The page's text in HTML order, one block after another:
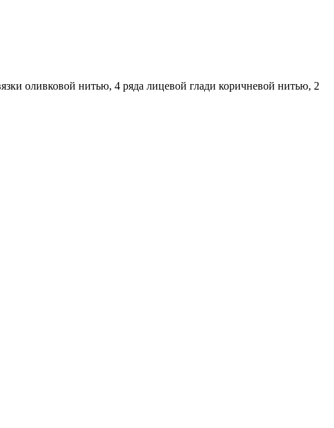
оливковой нитью, 4 ряда лицевой глади коричневой нитью, 2